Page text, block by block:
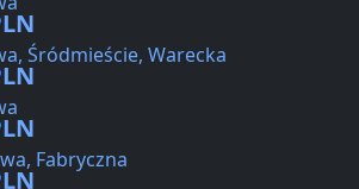
Śródmieście, Warecka
Fabryczna